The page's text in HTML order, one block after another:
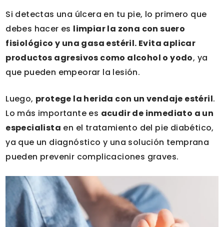
Si detectas una úlcera en tu pie, lo primero que
debes hacer es limpiar la zona con suero
fisiológico y una gasa estéril. Evita aplicar
productos agresivos como alcohol o yodo, ya
que pueden empeorar la lesión.
Luego, protege la herida con un vendaje estéril.
Lo más importante es acudir de inmediato a un
especialista en el tratamiento del pie diabético,
ya que un diagnóstico y una solución temprana
pueden prevenir complicaciones graves.